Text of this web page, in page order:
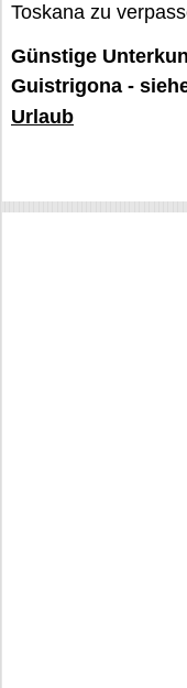
Toskana zu
Günstige
Guistrigona -
Urlaub